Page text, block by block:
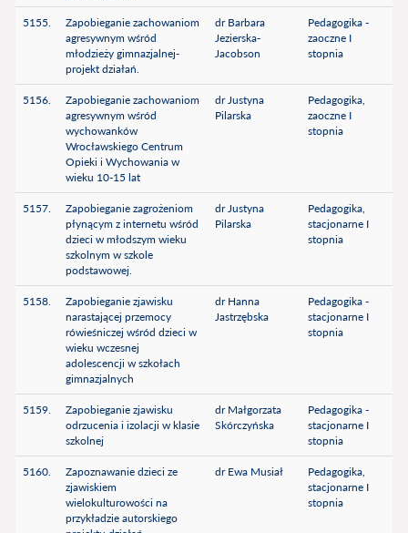
5155.
Zapobieganie zachowaniom
agresywnym wśród
młodzieży gimnazjalnej-
projekt działań.
dr Barbara
Jezierska-
Jacobson
Pedagogika -
zaoczne I
stopnia
5156.
Zapobieganie zachowaniom
agresywnym wśród
wychowanków
Wrocławskiego Centrum
Opieki i Wychowania w
wieku 10-15 lat
dr Justyna
Pilarska
Pedagogika,
zaoczne I
stopnia
5157.
Zapobieganie zagrożeniom
płynącym z internetu wśród
dzieci w młodszym wieku
szkolnym w szkole
podstawowej.
dr Justyna
Pilarska
Pedagogika,
stacjonarne I
stopnia
5158.
Zapobieganie zjawisku
narastającej przemocy
rówieśniczej wśród dzieci w
wieku wczesnej
adolescencji w szkołach
gimnazjalnych
dr Hanna
Jastrzębska
Pedagogika -
stacjonarne I
stopnia
5159.
Zapobieganie zjawisku
odrzucenia i izolacji w klasie
szkolnej
dr Małgorzata
Skórczyńska
Pedagogika -
stacjonarne I
stopnia
5160.
Zapoznawanie dzieci ze
zjawiskiem
wielokulturowości na
przykładzie autorskiego
dr Ewa Musiał
Pedagogika,
stacjonarne I
stopnia